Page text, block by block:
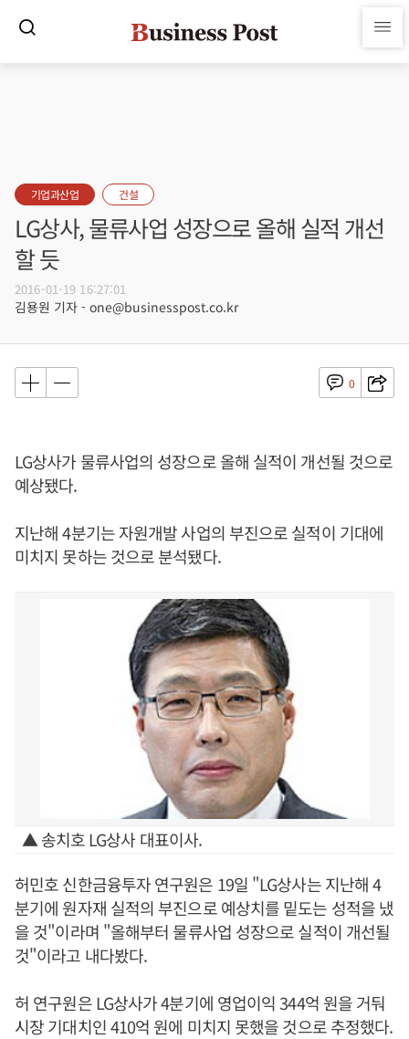
기업과산업 건설
LG상사, 물류사업 성장으로 올해 실적 개선
할 듯
2016-01-19 16:27:01
김용원 기자 - one@businesspost.co.kr
0
LG상사가 물류사업의 성장으로 올해 실적이 개선될 것으로
예상됐다.
지난해 4분기는 자원개발 사업의 부진으로 실적이 기대에
미치지 못하는 것으로 분석됐다.
▲ 송치호 LG상사 대표이사.
허민호 신한금융투자 연구원은 19일 "LG상사는 지난해 4
분기에 원자재 실적의 부진으로 예상치를 밑도는 성적을 냈
을 것"이라며 "올해부터 물류사업 성장으로 실적이 개선될
것"이라고 내다봤다.
허 연구원은 LG상사가 4분기에 영업이익 344억 원을 거둬
시장 기대치인 410억 원에 미치지 못했을 것으로 추정했다.